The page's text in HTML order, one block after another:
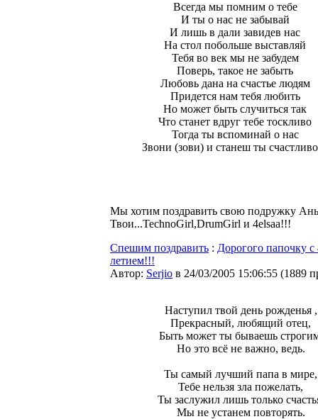
Всегда мы помним о тебе
И ты о нас не забывай
И лишь в дали завидев нас
На стол побольше выставляй
Тебя во век мы не забудем
Поверь, такое не забыть
Любовь дана на счастье людям
Придется нам тебя любить
Но может быть случиться так
Что станет вдруг тебе тоскливо
Тогда ты вспоминай о нас
Звони (зови) и станеш ты
Мы хотим поздравить свою подружку
Твои...TechnoGirl,DrumGirl и 4elsaa!!!
Спешим поздравить : Дорогого папочку с
летием!!!
Автор: Serjio в 24/03/2005 15:06:55 (1889
Наступил твой день рожденья ,
Прекрасный, любящий отец,
Быть может ты бываешь
Но это всё не важно, ведь.
Ты самый лучший папа в мире,
Тебе нельзя зла пожелать,
Ты заслужил лишь только
Мы не устанем повторять.